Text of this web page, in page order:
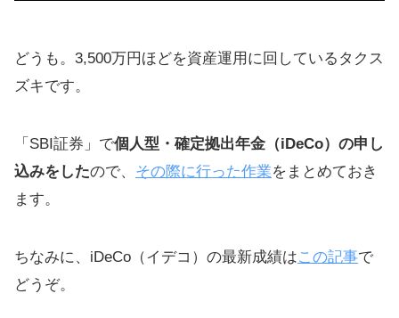
どうも。3,500万円ほどを資産運用に回しているタクス
ズキです。
「SBI証券」で個人型・確定拠出年金（iDeCo）の申し
込みをしたので、 その際に行った作業をまとめておき
ます。
ちなみに、iDeCo（イデコ）の最新成績はこの記事で
どうぞ。